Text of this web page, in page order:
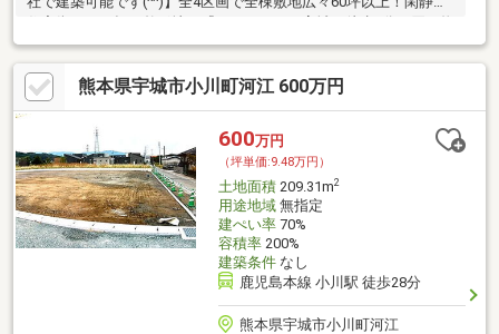
住宅街での平坦な整形地！『イオンモール宇城』徒歩6分の買い物
便利な立地です♪
熊本県宇城市小川町河江 600万円
600万円
（坪単価:9.48万円）
土地面積209.31m2
用途地域無指定
建ぺい率70%
容積率200%
建築条件なし
鹿児島本線 小川駅 徒歩28分
熊本県宇城市小川町河江